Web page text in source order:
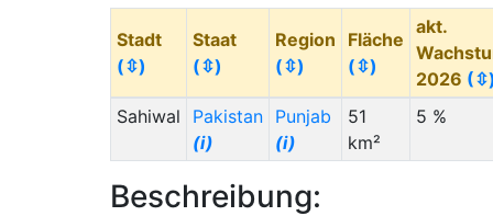
Stadt
(⇳)
Staat
(⇳)
Region
(⇳)
Fläche
(⇳)
akt.
2026
Sahiwal
Pakistan
(i)
Punjab
(i)
51
km²
5 %
Beschreibung: